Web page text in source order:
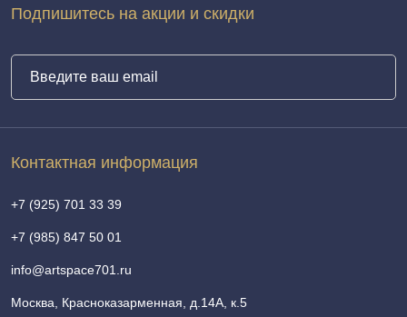
Контактная информация
+7 (925) 701 33 39
+7 (985) 847 50 01
info@artspace701.ru
Москва, Красноказарменная, д.14А, к.5
Подпишитесь на акции и скидки